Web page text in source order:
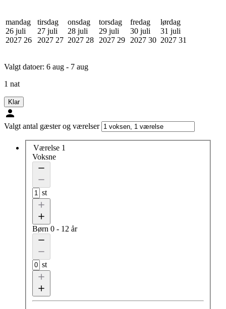
mandag
26 juli
2027 26
tirsdag
27 juli
2027 27
onsdag
28 juli
2027 28
torsdag
29 juli
2027 29
fredag
30 juli
2027 30
lørdag
31 juli
2027 31
Valgt datoer: 6 aug - 7 aug
1 nat
Klar
Valgt antal gæster og værelser
Værelse 1
Voksne
st
Børn 0 - 12 år
st